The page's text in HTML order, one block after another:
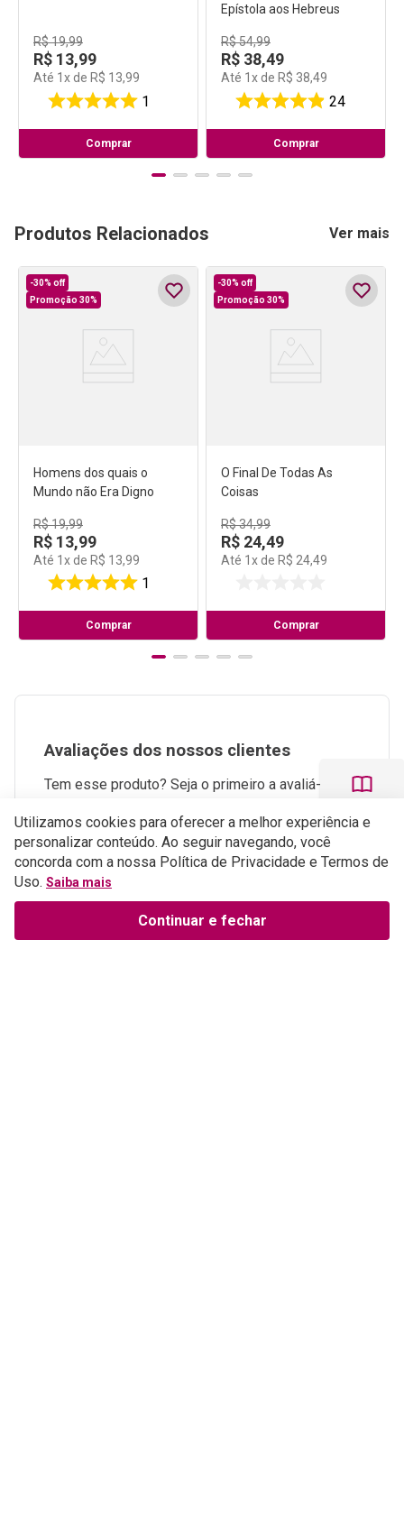
R$19,99
R$ 13,99
Até 1 x de R$ 13,99
1
Comprar
Epístola aos Hebreus
R$54,99
R$ 38,49
Até 1 x de R$ 38,49
24
Comprar
Produtos Relacionados Ver mais
-30% off
Promoção 30%
Homens dos quais o
Mundo não Era Digno
R$19,99
R$ 13,99
Até 1 x de R$ 13,99
1
Comprar
-30% off
Promoção 30%
O Final De Todas As
Coisas
R$34,99
R$ 24,49
Até 1 x de R$ 24,49
Comprar
Avaliações dos nossos clientes
Tem esse produto? Seja o primeiro a avaliá-lo!
Perguntas e respostas
ESCREVER AVALIAÇÃO
Utilizamos cookies para oferecer a melhor experiência e
personalizar conteúdo. Ao seguir navegando, você
concorda com a nossa Política de Privacidade e Termos de
Uso. Saiba mais
Continuar e fechar